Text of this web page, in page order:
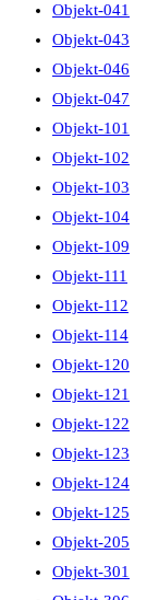
Objekt-041
Objekt-043
Objekt-046
Objekt-047
Objekt-101
Objekt-102
Objekt-103
Objekt-104
Objekt-109
Objekt-111
Objekt-112
Objekt-114
Objekt-120
Objekt-121
Objekt-122
Objekt-123
Objekt-124
Objekt-125
Objekt-205
Objekt-301